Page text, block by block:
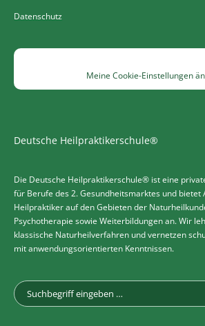
Datenschutz
Meine Cookie-Einstellungen
Deutsche Heilpraktikerschule®
Die Deutsche Heilpraktikerschule® ist eine
für Berufe des 2. Gesundheitsmarktes und bietet
Heilpraktiker auf den Gebieten der
Psychotherapie sowie Weiterbildungen an. Wir
klassische Naturheilverfahren und vernetzen
mit anwendungsorientierten Kenntnissen.